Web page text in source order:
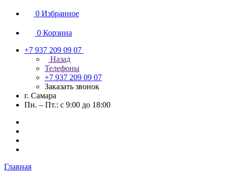
0 Избранное
0 Корзина
+7 937 209 09 07
Назад
Телефоны
+7 937 209 09 07
Заказать звонок
г. Самара
Пн. – Пт.: с 9:00 до 18:00
Главная